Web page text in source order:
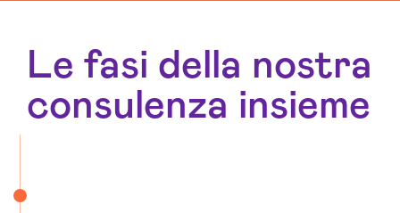
Le fasi della nostra
consulenza insieme